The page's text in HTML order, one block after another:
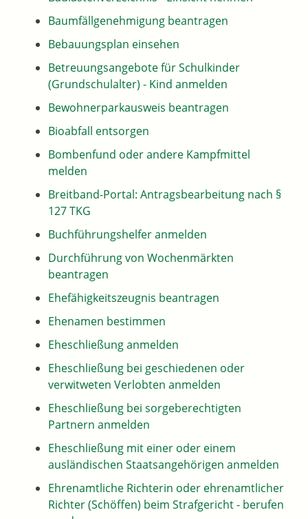
Baumfällgenehmigung beantragen
Bebauungsplan einsehen
Betreuungsangebote für Schulkinder
(Grundschulalter) - Kind anmelden
Bewohnerparkausweis beantragen
Bioabfall entsorgen
Bombenfund oder andere Kampfmittel
melden
Breitband-Portal: Antragsbearbeitung nach §
127 TKG
Buchführungshelfer anmelden
Durchführung von Wochenmärkten
beantragen
Ehefähigkeitszeugnis beantragen
Ehenamen bestimmen
Eheschließung anmelden
Eheschließung bei geschiedenen oder
verwitweten Verlobten anmelden
Eheschließung bei sorgeberechtigten
Partnern anmelden
Eheschließung mit einer oder einem
ausländischen Staatsangehörigen anmelden
Ehrenamtliche Richterin oder ehrenamtlicher
Richter (Schöffen) beim Strafgericht - berufen